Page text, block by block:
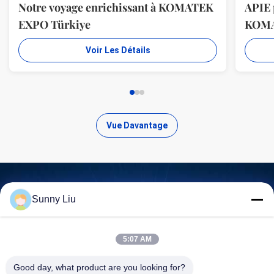
Notre voyage enrichissant à KOMATEK
EXPO Türkiye
Voir Les Détails
Vue Davantage
Trouvez des produits de haute
qualité
Sunny Liu
5:07 AM
Good day, what product are you looking for?